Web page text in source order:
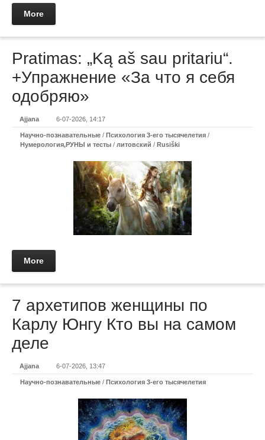
More
Pratimas: „Ką aš sau pritariu“.
+Упражнение «За что я себя
одобряю»
Ajjana 6-07-2026, 14:17
Научно-познавательные / Психология 3-его тысячелетия /
Нумерология,РУНЫ и тесты / литовский / Rusiški
More
7 архетипов женщины по
Карлу Юнгу Кто вы на самом
деле
Ajjana 6-07-2026, 13:47
Научно-познавательные / Психология 3-его тысячелетия